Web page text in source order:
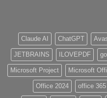
ChatGPT
Claude AI
ILOVEPDF
JETBRAINS
Microsoft
Microsoft Project
office 365
Office 2024